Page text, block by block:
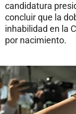
candidatura
concluir que la
inhabilidad en la
por nacimiento.